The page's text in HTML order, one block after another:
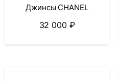
Джинсы CHANEL
32 000 ₽